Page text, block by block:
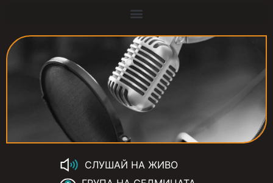
СЛУШАЙ НА ЖИВО